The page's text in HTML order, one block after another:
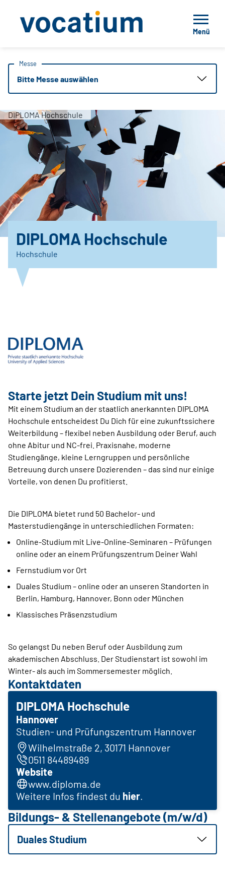
Menü
Messe
Bitte Messe auswählen
DIPLOMA Hochschule
DIPLOMA Hochschule
Hochschule
Starte jetzt Dein ­Studium mit uns!
Mit einem Studium an der staatlich anerkannten DIPLOMA
Hochschule entscheidest Du Dich für eine zukunftssichere
Weiterbildung – flexibel neben Ausbildung oder Beruf, auch
ohne Abitur und NC-frei. Praxisnahe, moderne
Studiengänge, kleine Lerngruppen und persönliche
Betreuung durch unsere Dozierenden – das sind nur einige
Vorteile, von denen Du profitierst.
Die DIPLOMA bietet rund 50 Bachelor- und
Masterstudiengänge in unterschiedlichen Formaten:
Online-Studium mit Live-Online-Seminaren – Prüfungen
online oder an einem Prüfungszentrum Deiner Wahl
Fernstudium vor Ort
Duales Studium – online oder an unseren Standorten in
Berlin, ­Hamburg, Hannover, Bonn oder München
Klassisches Präsenzstudium
So gelangst Du neben Beruf oder Ausbildung zum
akademischen Abschluss. Der Studienstart ist sowohl im
Winter- als auch im Sommersemester ­möglich.
Kontaktdaten
DIPLOMA Hochschule
Hannover
Studien- und Prüfungszentrum Hannover
Wilhelmstraße 2, 30171 Hannover
0511 84489489
Website
www.diploma.de
Weitere Infos findest du hier.
Bildungs- & Stellenangebote (m/w/d)
Duales Studium